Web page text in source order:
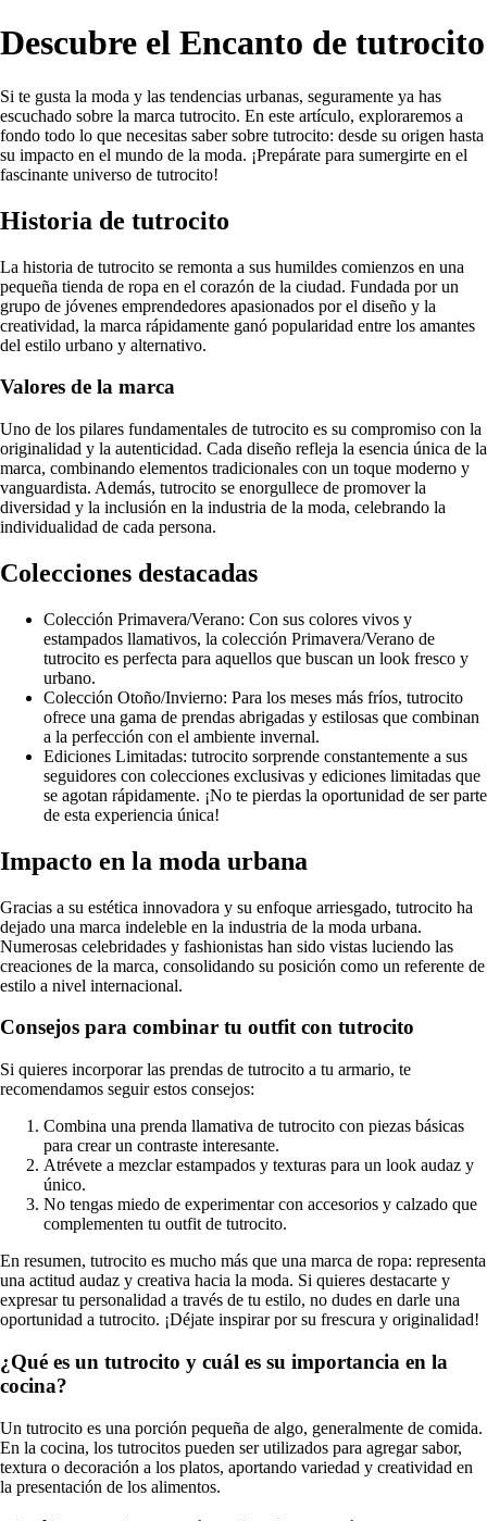
Descubre el Encanto de tutrocito
Si te gusta la moda y las tendencias urbanas, seguramente ya has
escuchado sobre la marca tutrocito. En este artículo, exploraremos a
fondo todo lo que necesitas saber sobre tutrocito: desde su origen hasta
su impacto en el mundo de la moda. ¡Prepárate para sumergirte en el
fascinante universo de tutrocito!
Historia de tutrocito
La historia de tutrocito se remonta a sus humildes comienzos en una
pequeña tienda de ropa en el corazón de la ciudad. Fundada por un
grupo de jóvenes emprendedores apasionados por el diseño y la
creatividad, la marca rápidamente ganó popularidad entre los amantes
del estilo urbano y alternativo.
Valores de la marca
Uno de los pilares fundamentales de tutrocito es su compromiso con la
originalidad y la autenticidad. Cada diseño refleja la esencia única de la
marca, combinando elementos tradicionales con un toque moderno y
vanguardista. Además, tutrocito se enorgullece de promover la
diversidad y la inclusión en la industria de la moda, celebrando la
individualidad de cada persona.
Colecciones destacadas
Colección Primavera/Verano: Con sus colores vivos y
estampados llamativos, la colección Primavera/Verano de
tutrocito es perfecta para aquellos que buscan un look fresco y
urbano.
Colección Otoño/Invierno: Para los meses más fríos, tutrocito
ofrece una gama de prendas abrigadas y estilosas que combinan
a la perfección con el ambiente invernal.
Ediciones Limitadas: tutrocito sorprende constantemente a sus
seguidores con colecciones exclusivas y ediciones limitadas que
se agotan rápidamente. ¡No te pierdas la oportunidad de ser parte
de esta experiencia única!
Impacto en la moda urbana
Gracias a su estética innovadora y su enfoque arriesgado, tutrocito ha
dejado una marca indeleble en la industria de la moda urbana.
Numerosas celebridades y fashionistas han sido vistas luciendo las
creaciones de la marca, consolidando su posición como un referente de
estilo a nivel internacional.
Consejos para combinar tu outfit con tutrocito
Si quieres incorporar las prendas de tutrocito a tu armario, te
recomendamos seguir estos consejos:
Combina una prenda llamativa de tutrocito con piezas básicas
para crear un contraste interesante.
Atrévete a mezclar estampados y texturas para un look audaz y
único.
No tengas miedo de experimentar con accesorios y calzado que
complementen tu outfit de tutrocito.
En resumen, tutrocito es mucho más que una marca de ropa: representa
una actitud audaz y creativa hacia la moda. Si quieres destacarte y
expresar tu personalidad a través de tu estilo, no dudes en darle una
oportunidad a tutrocito. ¡Déjate inspirar por su frescura y originalidad!
¿Qué es un tutrocito y cuál es su importancia en la
cocina?
Un tutrocito es una porción pequeña de algo, generalmente de comida.
En la cocina, los tutrocitos pueden ser utilizados para agregar sabor,
textura o decoración a los platos, aportando variedad y creatividad en
la presentación de los alimentos.